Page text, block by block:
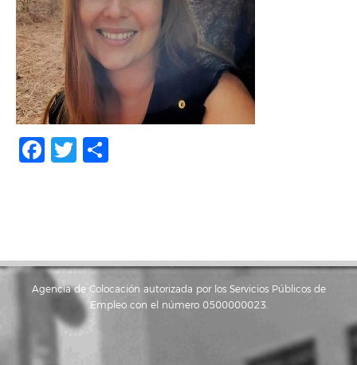
Facebook
Twitter
Agencia de Colocación autorizada por los Servicios Públicos de
Empleo con el número 0500000023.